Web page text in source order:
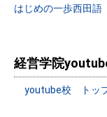
はじめの一歩西田語
経営学院
youtube校 トッ